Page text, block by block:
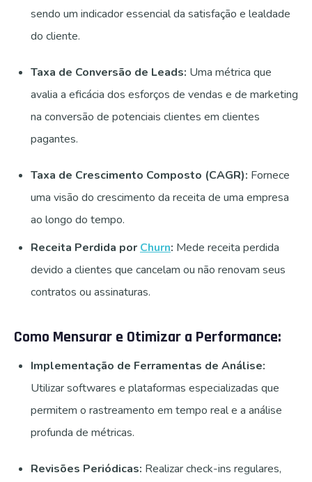
sendo um indicador essencial da satisfação e lealdade
do cliente.
Taxa de Conversão de Leads: Uma métrica que
avalia a eficácia dos esforços de vendas e de marketing
na conversão de potenciais clientes em clientes
pagantes.
Taxa de Crescimento Composto (CAGR): Fornece
uma visão do crescimento da receita de uma empresa
ao longo do tempo.
Receita Perdida por Churn: Mede receita perdida
devido a clientes que cancelam ou não renovam seus
contratos ou assinaturas.
Como Mensurar e Otimizar a Performance:
Implementação de Ferramentas de Análise:
Utilizar softwares e plataformas especializadas que
permitem o rastreamento em tempo real e a análise
profunda de métricas.
Revisões Periódicas: Realizar check-ins regulares,